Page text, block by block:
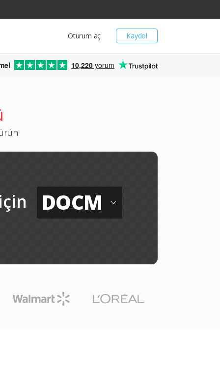
Kaydol
Oturum aç
10,220 yorum
için DOCM